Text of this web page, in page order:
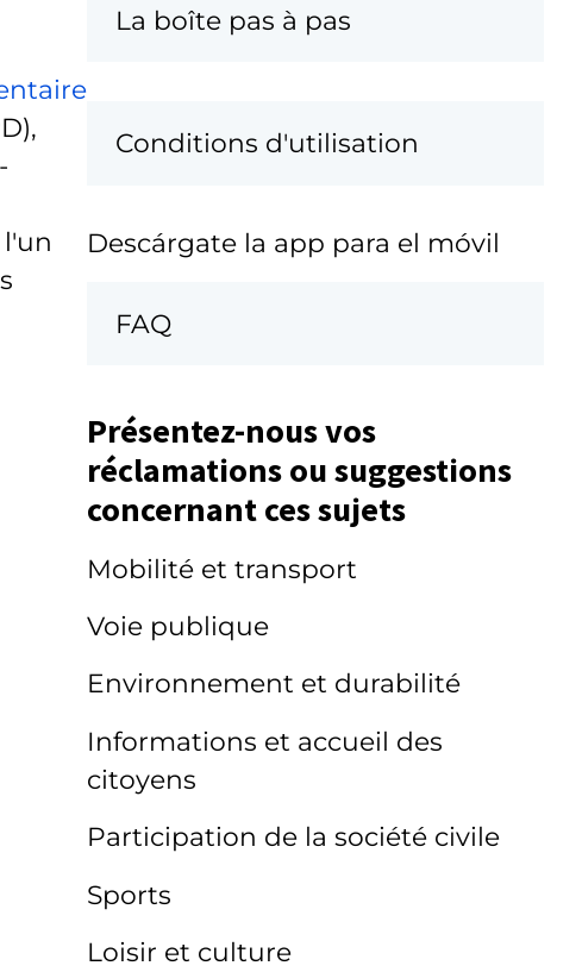
La boîte pas à pas
Conditions d'utilisation
Descárgate la app para el móvil
FAQ
Présentez-nous vos
réclamations ou suggestions
concernant ces sujets
Mobilité et transport
Voie publique
Environnement et durabilité
Informations et accueil des
citoyens
Participation de la société civile
Sports
Loisir et culture